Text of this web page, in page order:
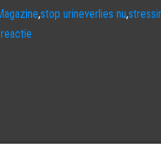
,stop urineverlies nu,